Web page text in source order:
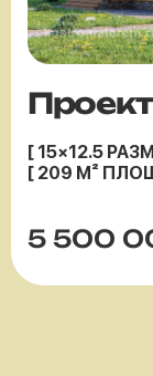
[ 15×12.5
[ 209 М²
5 500